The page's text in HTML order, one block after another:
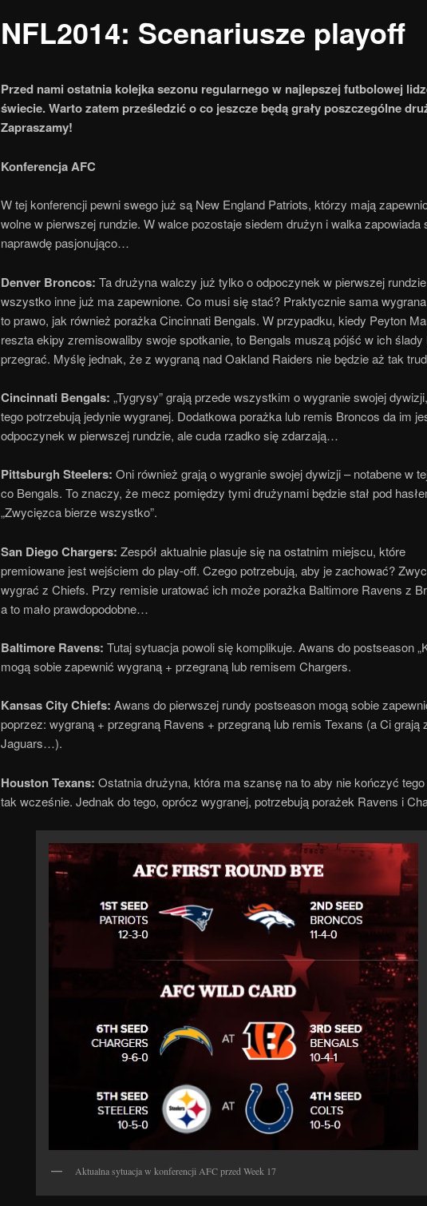
NFL2014: Scenariusze playoff
Przed nami ostatnia kolejka sezonu regularnego w najlepszej futbolowej
świecie. Warto zatem prześledzić o co jeszcze będą grały poszczególne
Zapraszamy!
Konferencja AFC
W tej konferencji pewni swego już są New England Patriots, którzy mają
wolne w pierwszej rundzie. W walce pozostaje siedem drużyn i walka zapowiada
naprawdę pasjonująco…
Denver Broncos: Ta drużyna walczy już tylko o odpoczynek w pierwszej
wszystko inne już ma zapewnione. Co musi się stać? Praktycznie sama
to prawo, jak również porażka Cincinnati Bengals. W przypadku, kiedy Peyton
reszta ekipy zremisowaliby swoje spotkanie, to Bengals muszą pójść w ich ślady
przegrać. Myślę jednak, że z wygraną nad Oakland Raiders nie będzie aż tak
Cincinnati Bengals: „Tygrysy” grają przede wszystkim o wygranie swojej
tego potrzebują jedynie wygranej. Dodatkowa porażka lub remis Broncos da im
odpoczynek w pierwszej rundzie, ale cuda rzadko się zdarzają…
Pittsburgh Steelers: Oni również grają o wygranie swojej dywizji – notabene w
co Bengals. To znaczy, że mecz pomiędzy tymi drużynami będzie stał pod
„Zwycięzca bierze wszystko”.
San Diego Chargers: Zespół aktualnie plasuje się na ostatnim miejscu, które
premiowane jest wejściem do play-off. Czego potrzebują, aby je zachować?
wygrać z Chiefs. Przy remisie uratować ich może porażka Baltimore Ravens z
a to mało prawdopodobne…
Baltimore Ravens: Tutaj sytuacja powoli się komplikuje. Awans do postseason
mogą sobie zapewnić wygraną + przegraną lub remisem Chargers.
Kansas City Chiefs: Awans do pierwszej rundy postseason mogą sobie
poprzez: wygraną + przegraną Ravens + przegraną lub remis Texans (a Ci grają
Jaguars…).
Houston Texans: Ostatnia drużyna, która ma szansę na to aby nie kończyć
tak wcześnie. Jednak do tego, oprócz wygranej, potrzebują porażek Ravens i
Aktualna sytuacja w konferencji AFC przed Week 17